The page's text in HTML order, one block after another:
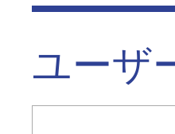
ユーザ